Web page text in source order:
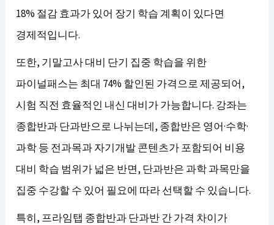
18% 절감 효과가 있어 장기 학습 계획이 있다면
경제적입니다.
또한, 기말고사 대비 단기 집중 학습을 위한
파이널패스는 최대 74% 할인된 가격으로 제공되어,
시험 직전 효율적인 내신 대비가 가능합니다. 강좌는
종합반과 단과반으로 나뉘는데, 종합반은 영어·수학·
과학 등 전과목과 자기개발 콘텐츠가 포함되어 비용
대비 학습 범위가 넓은 반면, 단과반은 과학 과목만을
집중 수강할 수 있어 필요에 따라 선택할 수 있습니다.
특히, 프라임탭 종합반과 단과반 간 가격 차이가